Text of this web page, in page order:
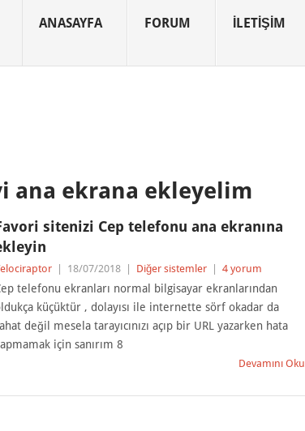
ANASAYFA FORUM İLETIŞIM
ana ekrana ekleyelim
sitenizi Cep telefonu ana ekranına
18/07/2018 Diğer sistemler 4 yorum
telefonu ekranları normal bilgisayar ekranlarından
küçüktür , dolayısı ile internette sörf okadar da
değil mesela tarayıcınızı açıp bir URL yazarken hata
için sanırım 8
Devamını Oku